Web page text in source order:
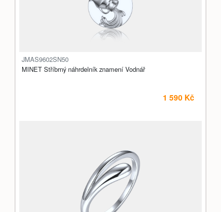
JMAS9602SN50
MINET Stříbrný náhrdelník znamení Vodnář
1 590 Kč